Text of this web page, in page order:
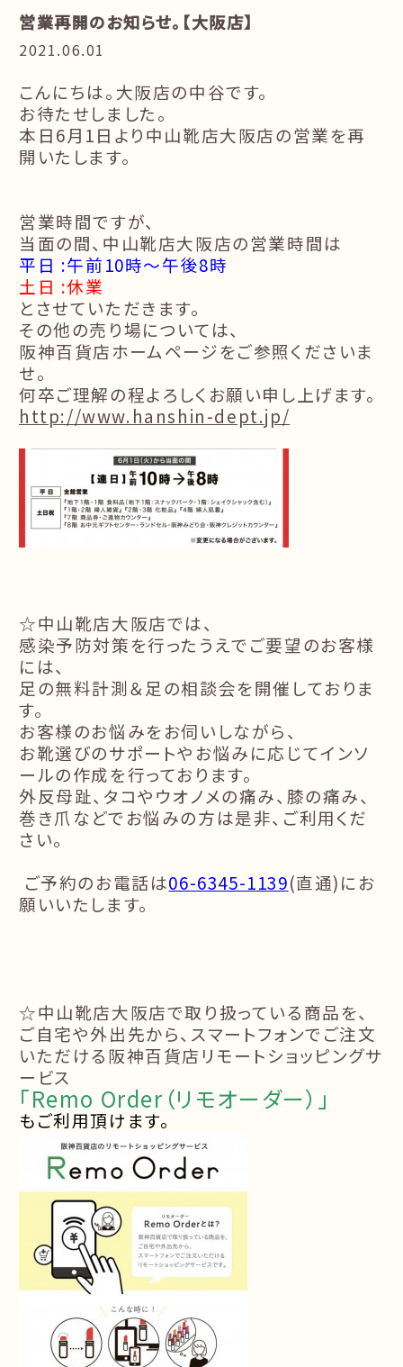
営業再開のお知らせ。【大阪店】
2021.06.01
こんにちは。大阪店の中谷です。
お待たせしました。
本日6月 1日より中山靴店大阪店の営業を再
開いたします。
営業時間ですが、
当面の間、中山靴店大阪店の営業時間は
平日 :午前10時〜午後8時
土日 :休業
とさせていただきます。
その他の売り場については、
阪神百貨店ホームページをご参照くださいま
せ。
何卒ご理解の程よろしくお願い申し上げます。
http://www.hanshin-dept.jp/
☆中山靴店大阪店では、
感染予防対策を行ったうえでご要望のお客様
には、
足の無料計測＆足の相談会を開催しておりま
す。
お客様のお悩みをお伺いしながら、
お靴選びのサポートやお悩みに応じてインソ
ールの作成を行っております。
外反母趾、タコやウオノメの痛み、膝の痛み、
巻き爪などでお悩みの方は是非、ご利用くだ
さい。
ご予約のお電話は06-6345-1139(直通)にお
願いいたします。
☆中山靴店大阪店で取り扱っている商品を、
ご自宅や外出先から、スマートフォンでご注文
いただける阪神百貨店リモートショッピングサ
ービス
「Remo Order （リモオーダー）」
もご利用頂けます。